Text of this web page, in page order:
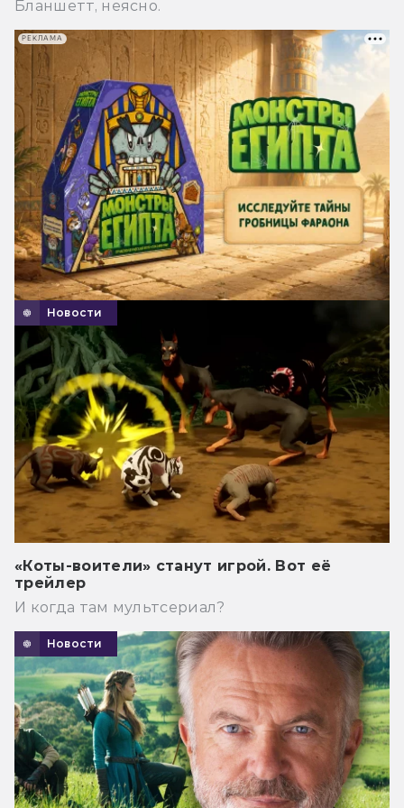
Бланшетт, неясно.
Новости
«Коты-воители» станут игрой. Вот её
трейлер
И когда там мультсериал?
Новости
РЕКЛАМА